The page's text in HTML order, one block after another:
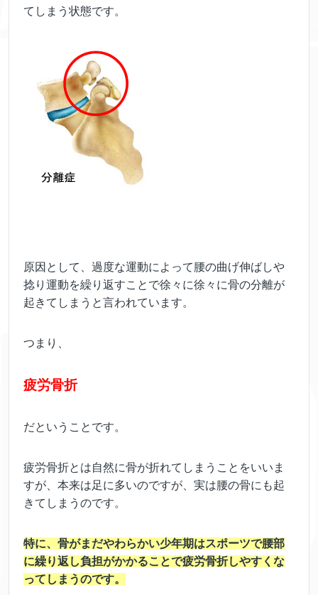
てしまう状態です。
原因として、過度な運動によって腰の曲げ伸ばしや
捻り運動を繰り返すことで徐々に徐々に骨の分離が
起きてしまうと言われています。
つまり、
疲労骨折
だということです。
疲労骨折とは自然に骨が折れてしまうことをいいま
すが、本来は足に多いのですが、実は腰の骨にも起
きてしまうのです。
特に、骨がまだやわらかい少年期はスポーツで腰部
に繰り返し負担がかかることで疲労骨折しやすくな
ってしまうのです。